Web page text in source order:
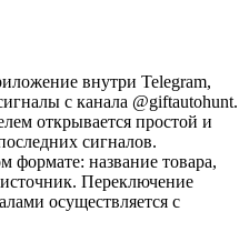
внутри Telegram,
с канала @giftautohunt.
открывается простой и
сигналов.
формате: название товара,
Переключение
осуществляется с